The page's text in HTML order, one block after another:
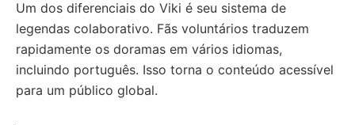
Um dos diferenciais do Viki é seu sistema de
legendas colaborativo. Fãs voluntários traduzem
rapidamente os doramas em vários idiomas,
incluindo português. Isso torna o conteúdo acessível
para um público global.